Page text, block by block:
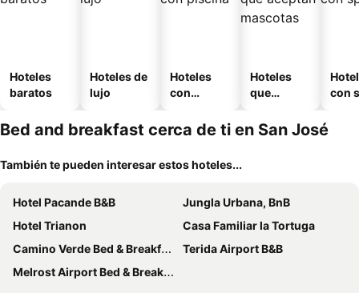
Hoteles
baratos
Hoteles de
lujo
Hoteles
con
Hoteles
que
mascotas
con
Bed and breakfast cerca de ti en San José
También te pueden interesar estos hoteles...
Hotel Pacande B&B
Jungla Urbana, BnB
Hotel Trianon
Casa Familiar la Tortuga
Camino Verde Bed & Breakfast Monteverde
Terida Airport B&B
Melrost Airport Bed & Breakfast